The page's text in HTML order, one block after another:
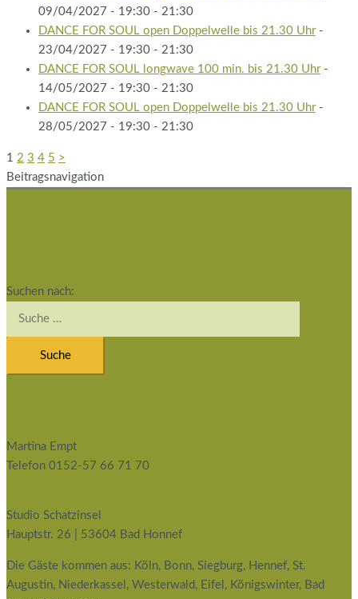
09/04/2027 - 19:30 - 21:30
DANCE FOR SOUL open Doppelwelle bis 21.30 Uhr-
23/04/2027 - 19:30 - 21:30
DANCE FOR SOUL longwave 100 min. bis 21.30 Uhr-
14/05/2027 - 19:30 - 21:30
DANCE FOR SOUL open Doppelwelle bis 21.30 Uhr-
28/05/2027 - 19:30 - 21:30
1 2 3 4 5 >
Beitragsnavigation
Suchen nach:
Martina Empt
Telefon 0152-57 66 71 70
Studio Schatzinsel
Hauptstr. 26 | 53604 Bad Honnef
Die Gäste kommen aus: Köln, Bonn, Siegburg, Hennef, St.
Augustin, Niederkassel, Westerwald, Eifel, Königswinter, Bad